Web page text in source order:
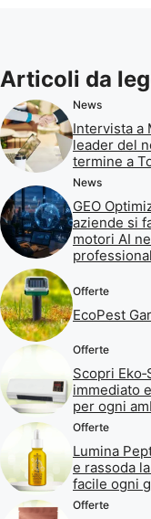
Articoli da
News
Intervista a
leader del
termine a
News
GEO
aziende si
motori AI
Offerte
EcoPest
Offerte
Scopri
immediato
per ogni
Offerte
Lumina
e rassoda
facile ogni
Offerte